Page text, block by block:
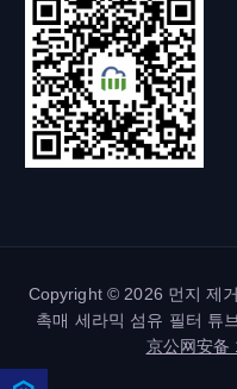
Copyright © 2026 먼지 제
촉매 세라믹 섬유 필터 튜
京公网安备